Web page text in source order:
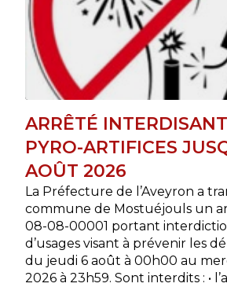
ARRÊTÉ
PYRO-ARTIFICES
AOÛT 2026
La Préfecture de l’Aveyron a
commune de Mostuéjouls un
08-08-00001 portant
d’usages visant à prévenir les
du jeudi 6 août à 00h00 au
2026 à 23h59. Sont interdits : •